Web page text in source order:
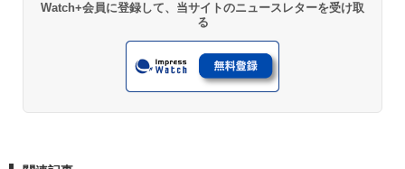
Watch+会員に登録して、当サイトのニュースレターを受け取
る